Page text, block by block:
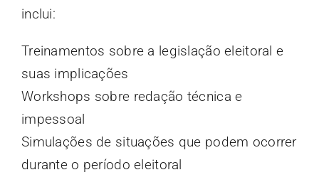
inclui:
Treinamentos sobre a legislação eleitoral e
suas implicações
Workshops sobre redação técnica e
impessoal
Simulações de situações que podem ocorrer
durante o período eleitoral